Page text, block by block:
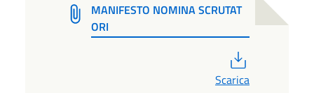
MANIFESTO NOMINA SCRUTAT
ORI
Scarica